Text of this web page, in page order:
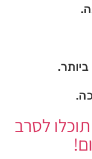
לסרב